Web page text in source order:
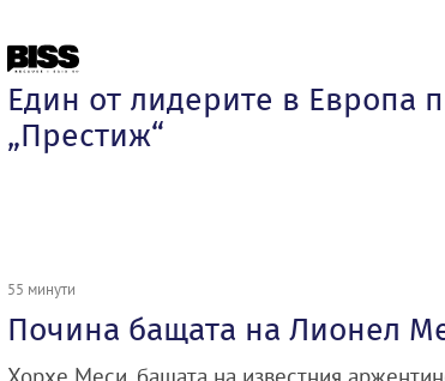
Един от лидерите в Европа
„Престиж“
55 минути
Почина бащата на Лионел